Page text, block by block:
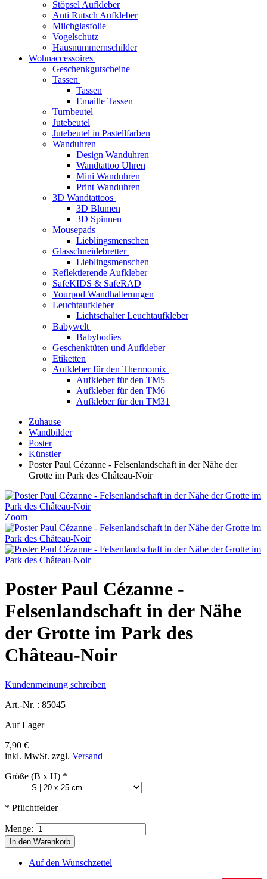
Stöpsel Aufkleber
Anti Rutsch Aufkleber
Milchglasfolie
Vogelschutz
Hausnummernschilder
Wohnaccessoires
Geschenkgutscheine
Tassen
Tassen
Emaille Tassen
Turnbeutel
Jutebeutel
Jutebeutel in Pastellfarben
Wanduhren
Design Wanduhren
Wandtattoo Uhren
Mini Wanduhren
Print Wanduhren
3D Wandtattoos
3D Blumen
3D Spinnen
Mousepads
Lieblingsmenschen
Glasschneidebretter
Lieblingsmenschen
Reflektierende Aufkleber
SafeKIDS & SafeRAD
Yourpod Wandhalterungen
Leuchtaufkleber
Lichtschalter Leuchtaufkleber
Babywelt
Babybodies
Geschenktüten und Aufkleber
Etiketten
Aufkleber für den Thermomix
Aufkleber für den TM5
Aufkleber für den TM6
Aufkleber für den TM31
Zuhause
Wandbilder
Poster
Künstler
Poster Paul Cézanne - Felsenlandschaft in der Nähe der
Grotte im Park des Château-Noir
Zoom
Poster Paul Cézanne -
Felsenlandschaft in der Nähe
der Grotte im Park des
Château-Noir
Kundenmeinung schreiben
Art.-Nr. : 85045
Auf Lager
7,90 €
inkl. MwSt. zzgl. Versand
Größe (B x H) *
* Pflichtfelder
Menge:
In den Warenkorb
Auf den Wunschzettel